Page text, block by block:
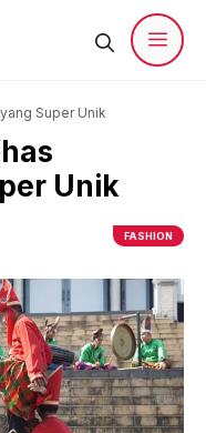
Super Unik
Unik
FASHION